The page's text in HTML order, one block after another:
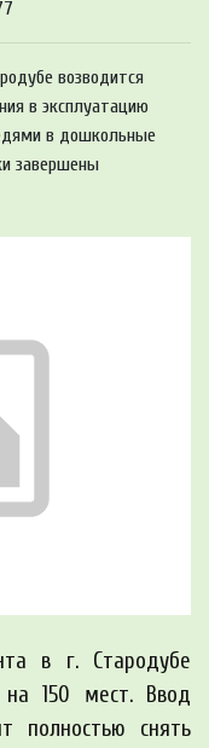
возводится
в эксплуатацию
в дошкольные
завершены
в г. Стародубе
на 150 мест. Ввод
полностью снять